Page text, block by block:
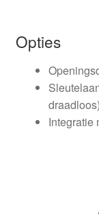
Opties
Integratie